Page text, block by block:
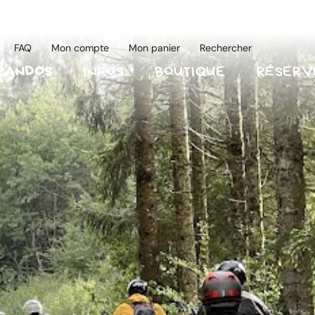
RANDOS INFOS BOUTIQUE
FAQ Mon compte Mon panier Rechercher